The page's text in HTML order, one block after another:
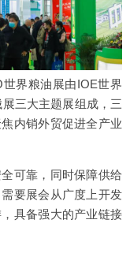
界粮油展由IOE世界
三大主题展组成，三
内销外贸促进全产业
可靠，同时保障供给
要展会从广度上开发
具备强大的产业链接